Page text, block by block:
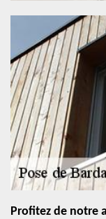
Profitez de notre